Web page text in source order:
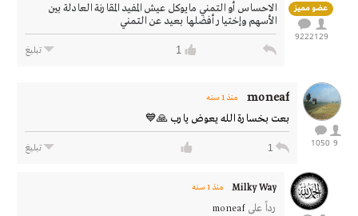
عضو مميز
129
9222
الاحساس أو التمني مايوكل عيش المفيد المقارنة العادلة بين
الأسهم وإختيار أفضلها بعيد عن التمني
1 تبليغ
9
1050
moneaf منذ 1 سنه
بعت بخسارة الله يعوض يارب 🙏💙
1 تبليغ
Milky Way منذ 1 سنه
رداً على moneaf